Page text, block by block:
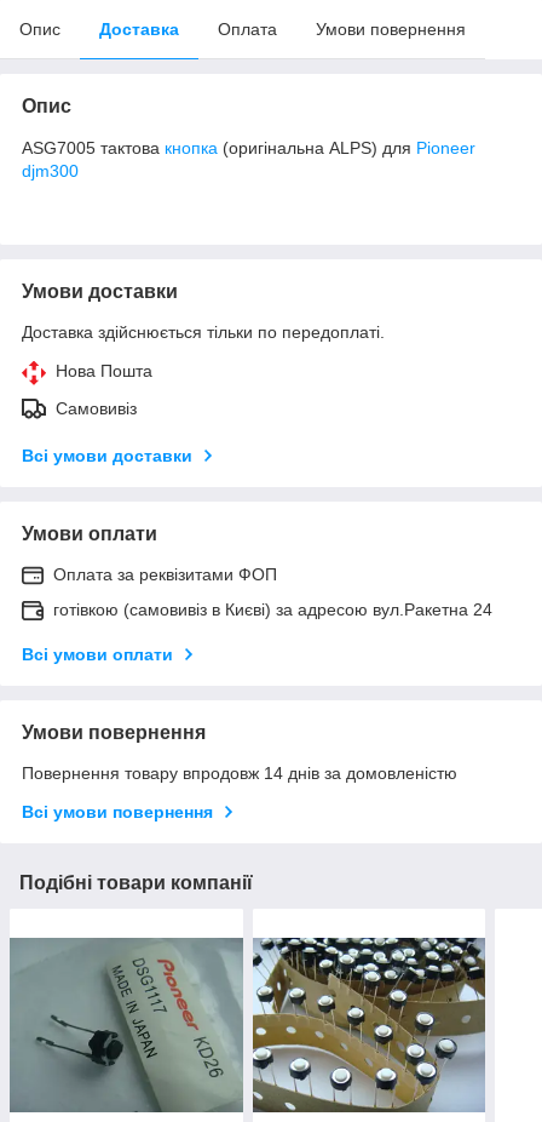
Опис Доставка Оплата Умови повернення
Опис
ASG7005 тактова кнопка (оригінальна ALPS) для Pioneer
djm300
Умови доставки
Доставка здійснюється тільки по передоплаті.
Нова Пошта
Самовивіз
Всі умови доставки
Умови оплати
Оплата за реквізитами ФОП
готівкою (самовивіз в Києві) за адресою вул.Ракетна 24
Всі умови оплати
Умови повернення
Повернення товару впродовж 14 днів за домовленістю
Всі умови повернення
Подібні товари компанії